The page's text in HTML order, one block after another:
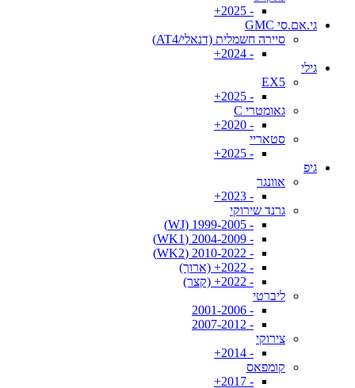
- 2025+
גי.אם.סי GMC
סיירה חשמלית (דנאלי/AT4)
- 2024+
גילי
EX5
- 2025+
גאומטרי C
- 2020+
סטאריי
- 2025+
גיפ
אוונגר
- 2023+
גרנד שירוקי
- 1999-2005 (WJ)
- 2004-2009 (WK1)
- 2010-2022 (WK2)
- 2022+ (ארוך)
- 2022+ (קצר)
ליברטי
- 2001-2006
- 2007-2012
צירוקי
- 2014+
קומפאס
- 2017+